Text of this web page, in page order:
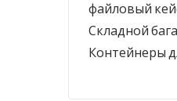
файловый
Складной
Контейнеры